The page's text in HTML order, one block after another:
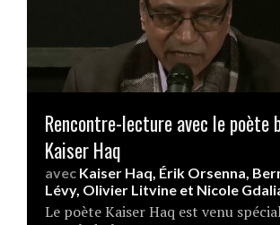
Rencontre-lecture avec le poète
Kaiser Haq
avec Kaiser Haq, Érik Orsenna,
Lévy, Olivier Litvine et Nicole
Le poète Kaiser Haq est venu